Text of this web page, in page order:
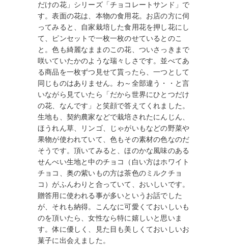
だけの花」シリーズ「チョコレートサンド」で
す。表面の花は、本物の食用花。お店の方に伺
ってみると、自家栽培した食用花を押し花にし
て、ピンセットで一枚一枚のせているとのこ
と。色も綺麗なままのこの花、ついさっきまで
咲いていたかのような瑞々しさです。並べてあ
る商品を一枚ずつ見せて貰ったら、一つとして
同じものはありません。わ～全部違う・・と言
いながら見ていたら「だから世界にひとつだけ
の花、なんです」と笑顔で答えてくれました。
生地も、契約農家などで栽培されたにんじん、
ほうれん草、リンゴ、じゃがいもなどの野菜や
果物が使われていて、色もその素材の色なのだ
そうです。頂いてみると、ほのかな風味のある
せんべい生地と中のチョコ（白い方はホワイト
チョコ、奥の紫いもの方は茶色のミルクチョ
コ）がふんわりと合っていて、おいしいです。
贈答用に使われる事が多いというお話でした
が、それも納得。こんなに可愛くておいしいも
のを頂いたら、女性なら特に嬉しいと思いま
す。体に優しく、見た目も美しくておいしいお
菓子に出会えました。